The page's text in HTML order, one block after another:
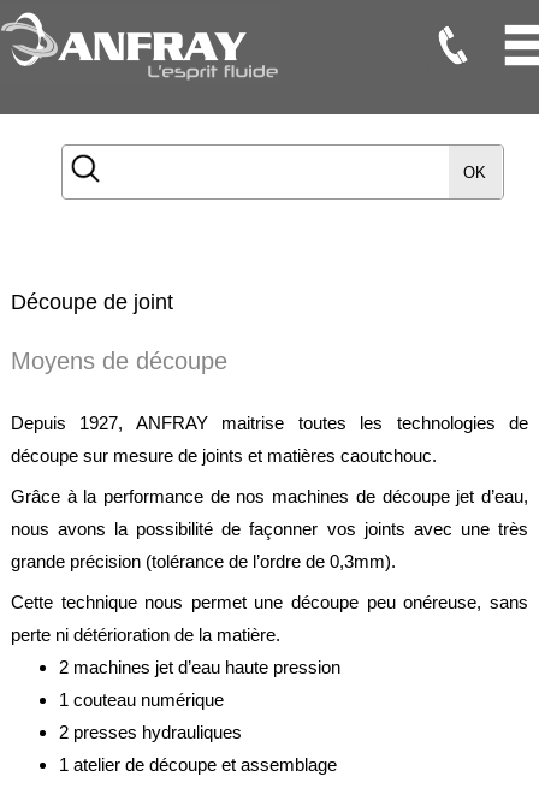
Flexibles
Onduleux
Raccords
Accessoires
Etanchéité
Feuilles
Plaques
Tresses
/
Découpe
joint
OK
Découpe de joint
Moyens de découpe
Depuis 1927, ANFRAY maitrise toutes les technologies de
découpe sur mesure de joints et matières caoutchouc.
Grâce à la performance de nos machines de découpe jet d’eau,
nous avons la possibilité de façonner vos joints avec une très
grande précision (tolérance de l’ordre de 0,3mm).
Cette technique nous permet une découpe peu onéreuse, sans
perte ni détérioration de la matière.
2 machines jet d’eau haute pression
1 couteau numérique
2 presses hydrauliques
1 atelier de découpe et assemblage